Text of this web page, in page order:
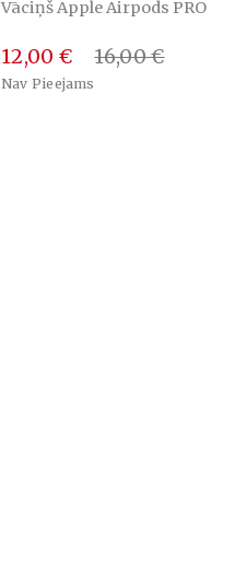
Vāciņš Apple Airpods PRO
12,00 € 16,00 €
Nav Pieejams